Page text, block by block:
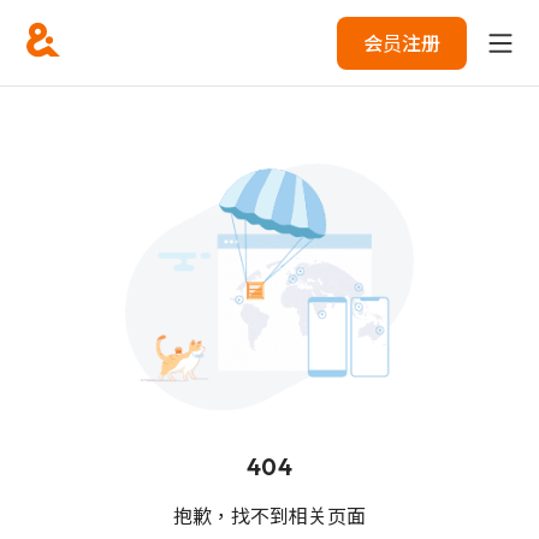
会员注册
404
抱歉，找不到相关页面